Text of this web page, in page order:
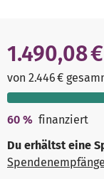
1.490,08 €
von 2.446 €
60 % finanziert
Du erhältst eine